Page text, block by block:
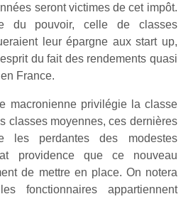
seront victimes de cet impôt.
du pouvoir, celle de classes
leur épargne aux start up,
du fait des rendements quasi
France.
macronienne privilégie la classe
classes moyennes, ces dernières
les perdantes des modestes
providence que ce nouveau
de mettre en place. On notera
fonctionnaires appartiennent